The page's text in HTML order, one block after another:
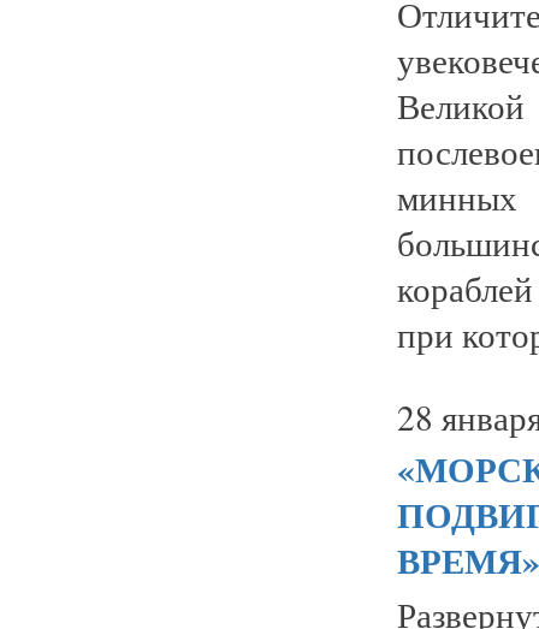
при
28
ВРЕМЯ»